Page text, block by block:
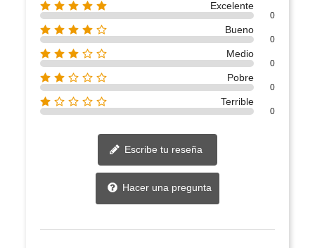
Excelente
0
Bueno
0
Medio
0
Pobre
0
Terrible
0
Escribe tu reseña
Hacer una pregunta